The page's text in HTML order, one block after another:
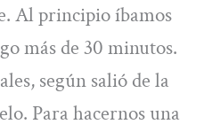
Al principio íbamos
más de 30 minutos.
según salió de la
Para hacernos una